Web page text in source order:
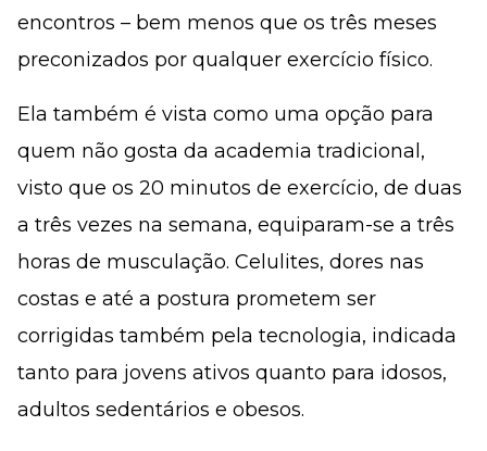
encontros – bem menos que os três meses
preconizados por qualquer exercício físico.
Ela também é vista como uma opção para
quem não gosta da academia tradicional,
visto que os 20 minutos de exercício, de duas
a três vezes na semana, equiparam-se a três
horas de musculação. Celulites, dores nas
costas e até a postura prometem ser
corrigidas também pela tecnologia, indicada
tanto para jovens ativos quanto para idosos,
adultos sedentários e obesos.